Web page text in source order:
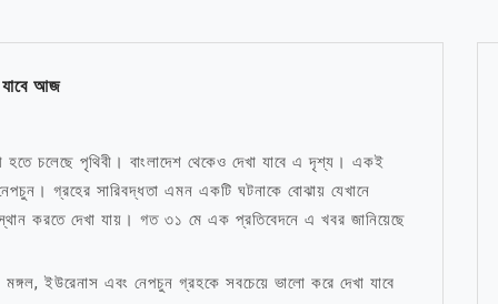
যাবে আজ
হতে চলেছে পৃথিবী। বাংলাদেশ থেকেও দেখা যাবে এ দৃশ্য। একই
গ্রহের সারিবদ্ধতা এমন একটি ঘটনাকে বোঝায় যেখানে
করতে দেখা যায়। গত ৩১ মে এক প্রতিবেদনে এ খবর জানিয়েছে
ইউরেনাস এবং নেপচুন গ্রহকে সবচেয়ে ভালো করে দেখা যাবে